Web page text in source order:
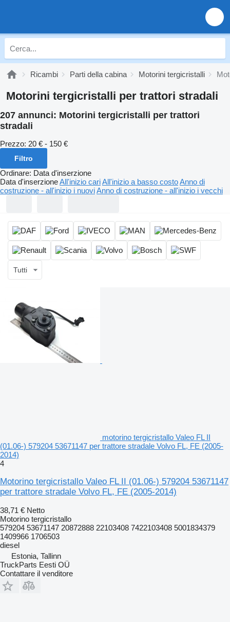
Ricambi Parti della cabina Motorini tergicristalli
Motorini tergicristalli per trattori stradali
207 annunci: Motorini tergicristalli per trattori
stradali
Prezzo: 20 € - 150 €
Filtro
Ordinare: Data d'inserzione
Data d'inserzioneAll'inizio cariAll'inizio a basso costoAnno di
costruzione - all'inizio i nuoviAnno di costruzione - all'inizio i vecchi
Tutti
motorino tergicristallo Valeo FL II
(01.06-) 579204 53671147 per trattore stradale Volvo FL, FE (2005-
2014)
4
Motorino tergicristallo Valeo FL II (01.06-) 579204 53671147
per trattore stradale Volvo FL, FE (2005-2014)
38,71 € Netto
Motorino tergicristallo
579204 53671147 20872888 22103408 7422103408 5001834379
1409966 1706503
diesel
Estonia, Tallinn
TruckParts Eesti OÜ
Contattare il venditore